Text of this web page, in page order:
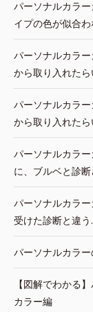
パーソナルカラ
イプの色が似合
パーソナルカラ
から取り入れた
パーソナルカラ
から取り入れた
パーソナルカラ
に、ブルベと診断
パーソナルカラ
受けた診断と違う
パーソナルカラ
【図解でわかる
カラー編